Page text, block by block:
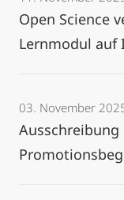
Open Science
Lernmodul auf
03. November
Ausschreibung